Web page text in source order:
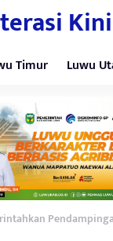
Kini
Timur Luwu